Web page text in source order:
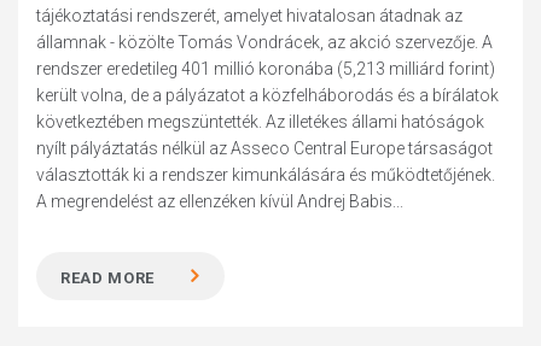
tájékoztatási rendszerét, amelyet hivatalosan átadnak az
államnak - közölte Tomás Vondrácek, az akció szervezője. A
rendszer eredetileg 401 millió koronába (5,213 milliárd forint)
került volna, de a pályázatot a közfelháborodás és a bírálatok
következtében megszüntették. Az illetékes állami hatóságok
nyílt pályáztatás nélkül az Asseco Central Europe társaságot
választották ki a rendszer kimunkálására és működtetőjének.
A megrendelést az ellenzéken kívül Andrej Babis...
READ MORE